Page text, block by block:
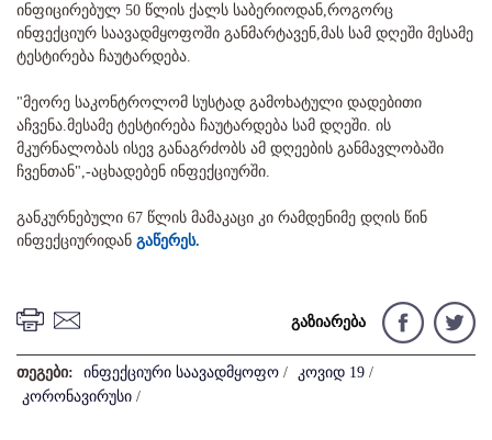
ინფიცირებულ 50 წლის ქალს საბერიოდან,როგორც
ინფექციურ საავადმყოფოში განმარტავენ,მას სამ დღეში მესამე
ტესტირება ჩაუტარდება.
"მეორე საკონტროლომ სუსტად გამოხატული დადებითი
აჩვენა.მესამე ტესტირება ჩაუტარდება სამ დღეში. ის
მკურნალობას ისევ განაგრძობს ამ დღეების განმავლობაში
ჩვენთან",-აცხადებენ ინფექციურში.
განკურნებული 67 წლის მამაკაცი კი რამდენიმე დღის წინ
ინფექციურიდან გაწერეს.
გაზიარება
თეგები: ინფექციური საავადმყოფო / კოვიდ 19 /
კორონავირუსი /